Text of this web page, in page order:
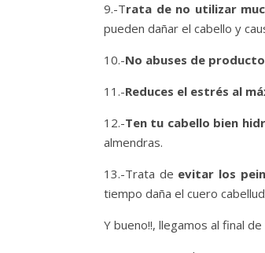
9.-Trata de no utilizar
pueden dañar el cabello y
10.-No abuses de
11.-Reduces el estrés al
12.-Ten tu cabello bien
almendras.
13.-Trata de evitar los
tiempo daña el cuero
Y bueno!!, llegamos al final